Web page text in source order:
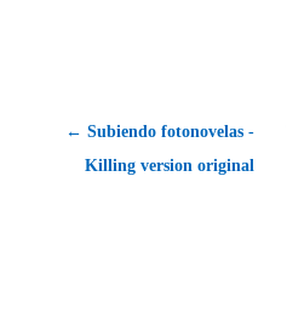
← Subiendo fotonovelas -
Killing version original